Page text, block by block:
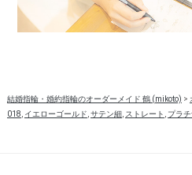
結婚指輪・婚約指輪のオーダーメイド 鶴 (mikoto) >
018, イエローゴールド,サテン細, ストレート , プラチ